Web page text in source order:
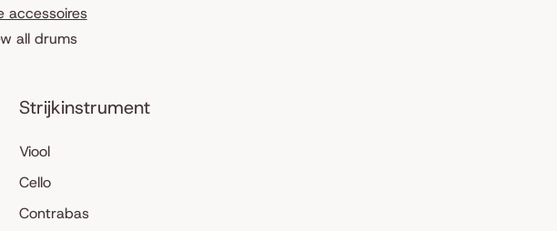
accessoires
all drums
Strijkinstrument
Viool
Cello
Contrabas